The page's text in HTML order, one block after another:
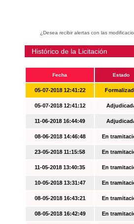
¿Desea recibir alertas con las
Histórico de la Licitación
Fecha Estado
05-07-2018 12:41:22
05-07-2018 12:41:12
11-06-2018 16:44:49
08-06-2018 14:46:48 En
23-05-2018 11:15:58 En
11-05-2018 13:40:35 En
10-05-2018 13:31:47 En
08-05-2018 16:43:21 En
08-05-2018 16:42:49 En